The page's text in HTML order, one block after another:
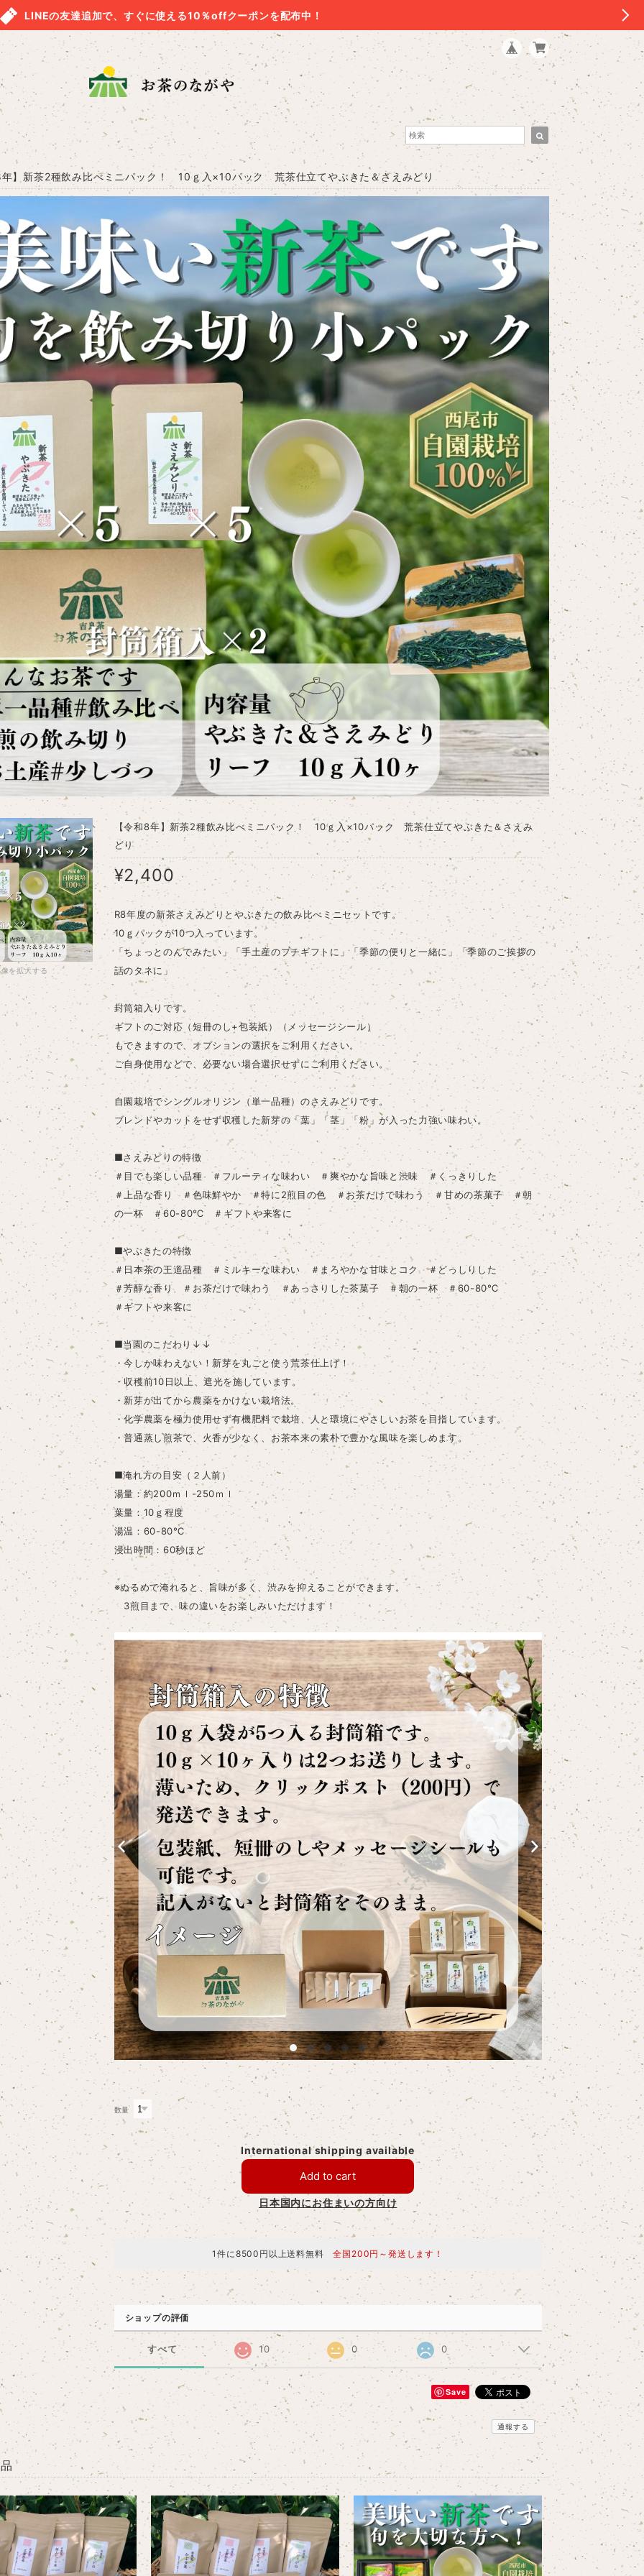
LINEの友達追加で、すぐに使える10％offクーポンを配布中！
年】新茶2種飲み比べミニパック！ 10ｇ入×10パック 荒茶仕立てやぶきた＆さえみどり
を拡大する
【令和8年】新茶2種飲み比べミニパック！ 10ｇ入×10パック 荒茶仕立てやぶきた＆さえみ
どり
¥2,400
R8年度の新茶さえみどりとやぶきたの飲み比べミニセットです。
10ｇパックが10つ入っています。
「ちょっとのんでみたい」「手土産のプチギフトに」「季節の便りと一緒に」「季節のご挨拶の
話のタネに」
封筒箱入りです。
ギフトのご対応（短冊のし+包装紙）（メッセージシール）
もできますので、オプションの選択をご利用ください。
ご自身使用などで、必要ない場合選択せずにご利用ください。
自園栽培でシングルオリジン（単一品種）のさえみどりです。
ブレンドやカットをせず収穫した新芽の「葉」「茎」「粉」が入った力強い味わい。
■さえみどりの特徴
＃目でも楽しい品種 ＃フルーティな味わい ＃爽やかな旨味と渋味 ＃くっきりした
＃上品な香り ＃色味鮮やか ＃特に2煎目の色 ＃お茶だけで味わう ＃甘めの茶菓子 ＃朝
の一杯 ＃60-80℃ ＃ギフトや来客に
■やぶきたの特徴
＃日本茶の王道品種 ＃ミルキーな味わい ＃まろやかな甘味とコク ＃どっしりした
＃芳醇な香り ＃お茶だけで味わう ＃あっさりした茶菓子 ＃朝の一杯 ＃60-80℃
＃ギフトや来客に
■当園のこだわり↓↓
・今しか味わえない！新芽を丸ごと使う荒茶仕上げ！
・収穫前10日以上、遮光を施しています。
・新芽が出てから農薬をかけない栽培法。
・化学農薬を極力使用せず有機肥料で栽培、人と環境にやさしいお茶を目指しています。
・普通蒸し煎茶で、火香が少なく、お茶本来の素朴で豊かな風味を楽しめます。
■淹れ方の目安（２人前）
湯量：約200ｍｌ-250ｍｌ
葉量：10ｇ程度
湯温：60-80℃
浸出時間：60秒ほど
※ぬるめで淹れると、旨味が多く、渋みを抑えることができます。
3煎目まで、味の違いをお楽しみいただけます！
数量
International shipping available
Add to cart
日本国内にお住まいの方向け
1件に8500円以上送料無料 全国200円～発送します！
ショップの評価
すべて 10 0 0
Save
通報する